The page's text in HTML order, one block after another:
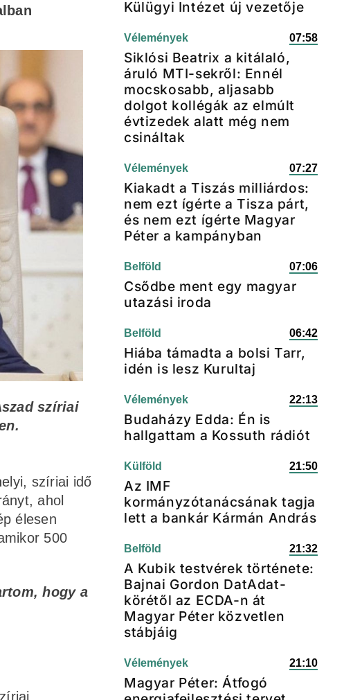
szíriai
szíriai idő
ahol
élesen
500
hogy a
Külügyi Intézet új vezetője
Vélemények 07:58
Siklósi Beatrix a kitálaló,
áruló MTI-sekről: Ennél
mocskosabb, aljasabb
dolgot kollégák az elmúlt
évtizedek alatt még nem
csináltak
Vélemények 07:27
Kiakadt a Tiszás milliárdos:
nem ezt ígérte a Tisza párt,
és nem ezt ígérte Magyar
Péter a kampányban
Belföld 07:06
Csődbe ment egy magyar
utazási iroda
Belföld 06:42
Hiába támadta a bolsi Tarr,
idén is lesz Kurultaj
Vélemények 22:13
Budaházy Edda: Én is
hallgattam a Kossuth rádiót
Külföld 21:50
Az IMF
kormányzótanácsának tagja
lett a bankár Kármán András
Belföld 21:32
A Kubik testvérek története:
Bajnai Gordon DatAdat-
körétől az ECDA-n át
Magyar Péter közvetlen
stábjáig
Vélemények 21:10
Magyar Péter: Átfogó